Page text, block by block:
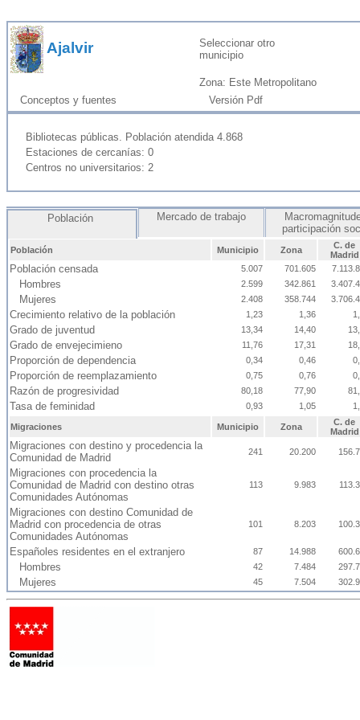
Ajalvir
Seleccionar otro
municipio
Zona: Este Metropolitano
Conceptos y fuentes
Versión Pdf
Bibliotecas públicas. Población atendida 4.868
Estaciones de cercanías: 0
Centros no universitarios: 2
Población Mercado de trabajo
participación
Población Municipio Zona
C. de
Madrid
Población censada 5.007 701.605
Hombres 2.599 342.861
Mujeres 2.408 358.744
Crecimiento relativo de la población 1,23 1,36
Grado de juventud 13,34 14,40
Grado de envejecimieno 11,76 17,31
Proporción de dependencia 0,34 0,46
Proporción de reemplazamiento 0,75 0,76
Razón de progresividad 80,18 77,90
Tasa de feminidad 0,93 1,05
Migraciones Municipio Zona
C. de
Madrid
Migraciones con destino y procedencia la
Comunidad de Madrid
241 20.200
Migraciones con procedencia la
Comunidad de Madrid con destino otras
Comunidades Autónomas
113 9.983
Migraciones con destino Comunidad de
Madrid con procedencia de otras
Comunidades Autónomas
101 8.203
Españoles residentes en el extranjero 87 14.988
Hombres 42 7.484
Mujeres 45 7.504